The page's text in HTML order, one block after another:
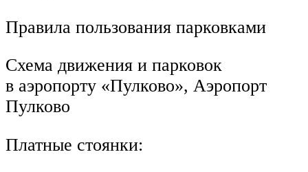
Правила пользования парковками
Схема движения и парковок
в аэропорту «Пулково», Аэропорт
Пулково
Платные стоянки: